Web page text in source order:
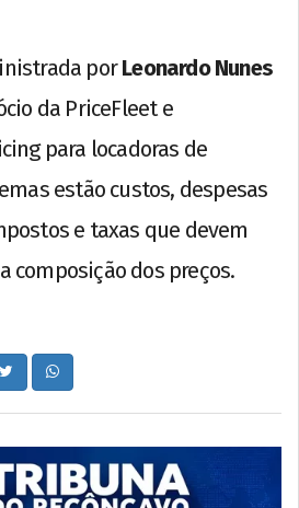
porLeonardo Nunes
da PriceFleet e
para locadoras de
estão custos, despesas
e taxas que devem
composição dos preços.